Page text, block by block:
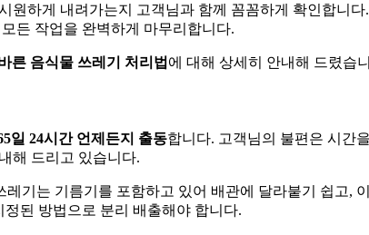
원하게 내려가는지 고객님과 함께 꼼꼼하게 확인합니다
든 작업을 완벽하게 마무리합니다.
른 음식물 쓰레기 처리법 에 대해 상세히 안내해 드렸습
일 24시간 언제든지 출동합니다. 고객님의 불편은 시간
해 드리고 있습니다.
레기는 기름기를 포함하고 있어 배관에 달라붙기 쉽고,
된 방법으로 분리 배출해야 합니다.